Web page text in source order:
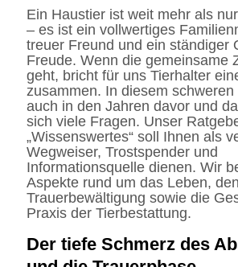
Ein Haustier ist weit mehr als
– es ist ein vollwertiges
treuer Freund und ein ständiger
Freude. Wenn die gemeinsame
geht, bricht für uns Tierhalter
zusammen. In diesem schweren
auch in den Jahren davor und
sich viele Fragen. Unser
„Wissenswertes“ soll Ihnen als
Wegweiser, Trostspender und
Informationsquelle dienen. Wir
Aspekte rund um das Leben,
Trauerbewältigung sowie die
Praxis der Tierbestattung.
Der tiefe Schmerz des